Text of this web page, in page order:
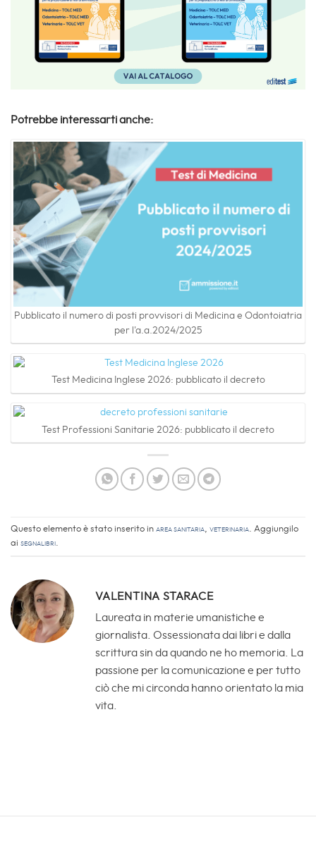
Potrebbe interessarti anche:
Pubblicato il numero di posti provvisori di Medicina e Odontoiatria
per l'a.a.2024/2025
Test Medicina Inglese 2026: pubblicato il decreto
Test Professioni Sanitarie 2026: pubblicato il decreto
Questo elemento è stato inserito in Area sanitaria, Veterinaria. Aggiungilo
ai segnalibri.
VALENTINA STARACE
Laureata in materie umanistiche e
giornalista. Ossessionata dai libri e dalla
scrittura sin da quando ne ho memoria. La
passione per la comunicazione e per tutto
ciò che mi circonda hanno orientato la mia
vita.